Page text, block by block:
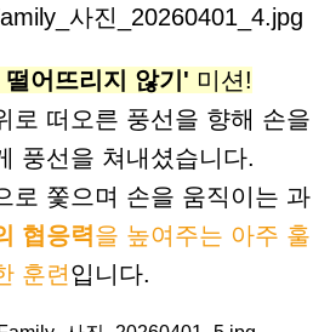
어뜨리지 않기' 미션!
로 떠오른 풍선을 향해 손을
풍선을 쳐내셨습니다.
로 쫓으며 손을 움직이는 과
협응력을 높여주는 아주 훌
훈련입니다.